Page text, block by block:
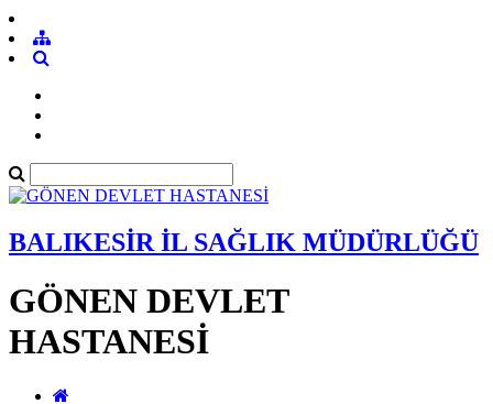
BALIKESİR İL SAĞLIK MÜDÜRLÜĞÜ
GÖNEN DEVLET
HASTANESİ